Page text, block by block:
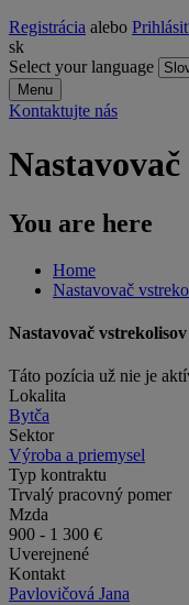
Registrácia alebo
sk
Select your language
Menu
Kontaktujte nás
You are here
Home
Nastavovač
Nastavovač vstrekolisov
Táto pozícia už nie je
Lokalita
Bytča
Sektor
Výroba a priemysel
Typ kontraktu
Trvalý pracovný pomer
Mzda
900 - 1 300 €
Uverejnené
Kontakt
Pavlovičová Jana